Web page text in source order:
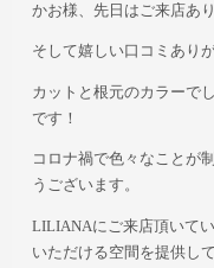
かお様、先日はご来店あ
そして嬉しい口コミあり
カットと根元のカラーで
です！
コロナ禍で色々なことが
うございます。
LILIANAにご来店頂いて
いただける空間を提供し